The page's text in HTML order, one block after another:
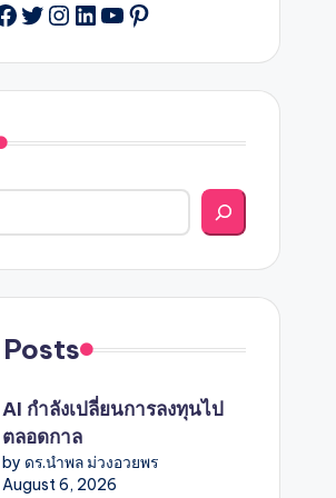
Twitter
Instagram
LinkedIn
YouTube
Pinterest
AI กำลังเปลี่ยนการลงทุนไป
ตลอดกาล
by ดร.นำพล ม่วงอวยพร
August 6, 2026